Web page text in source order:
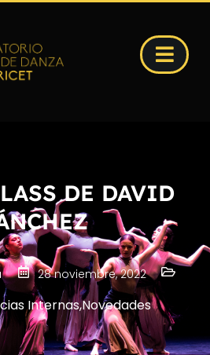
DE DAVID
28 noviembre, 2022
Internas,Novedades